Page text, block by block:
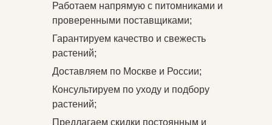
Работаем напрямую с питомниками и
проверенными поставщиками;
Гарантируем качество и свежесть
растений;
Доставляем по Москве и России;
Консультируем по уходу и подбору
растений;
Предлагаем скидки постоянным и